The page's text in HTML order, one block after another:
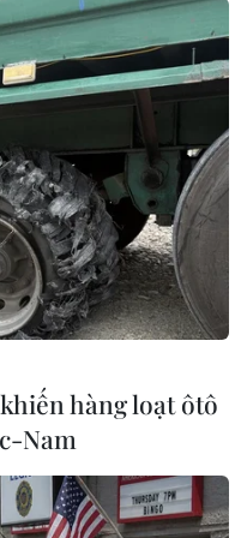
Bí thư, Chủ tịch nước
Lâm: Hợp tác nghị viện
trụ cột quan trọng giữa
Nam-Thái Lan
08/2026 13:39
năm ASEAN: Đoàn kết là
thế cạnh tranh” đặc
hàng loạt ôtô
Nam